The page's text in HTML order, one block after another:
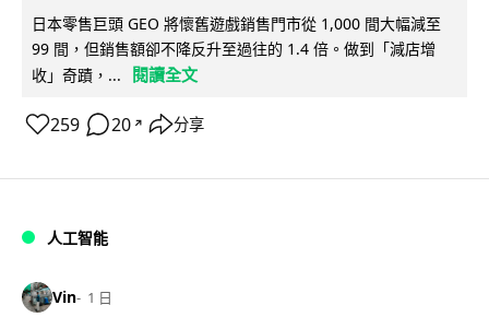
日本零售巨頭 GEO 將懷舊遊戲銷售門市從 1,000 間大幅減至
99 間，但銷售額卻不降反升至過往的 1.4 倍。做到「減店增
收」奇蹟，...
閱讀全文
259 20 ↗ 分享
人工智能
Vin 1 日